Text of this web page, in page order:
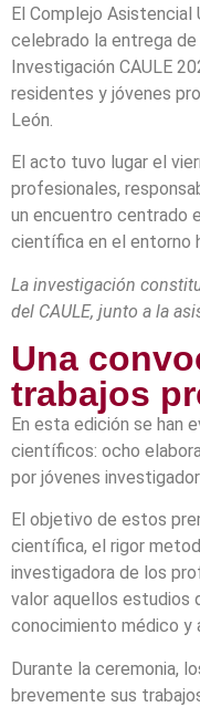
El Complejo Asistencial
celebrado la entrega
Investigación CAULE
residentes y jóvenes
León.
El acto tuvo lugar el
profesionales,
un encuentro centrado
científica en el entorno
La investigación
del CAULE, junto a la
Una
trabajos
En esta edición se han
científicos: ocho
por jóvenes
El objetivo de estos
científica, el rigor
investigadora de los
valor aquellos estudios
conocimiento médico y
Durante la ceremonia,
brevemente sus